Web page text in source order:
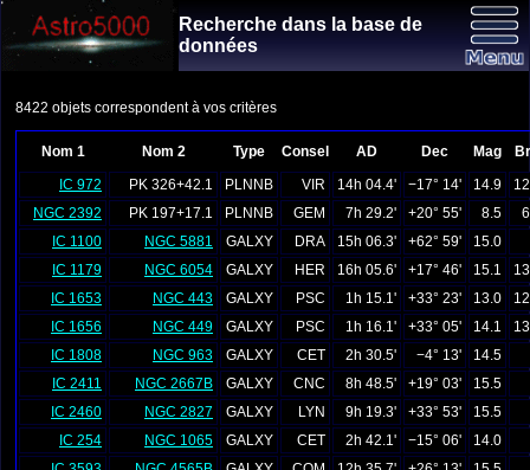
Recherche dans la base de
données
8422 objets correspondent à vos critères
Nom 1 Nom 2 Type Consel AD Dec Mag
IC 972
PK 326+42.1 PLNNB VIR 14h 04.4' −17° 14' 14.9
NGC 2392
PK 197+17.1 PLNNB GEM 7h 29.2' +20° 55' 8.5
IC 1100
NGC 5881 GALXY DRA 15h 06.3' +62° 59'
15.0
IC 1179
NGC 6054 GALXY HER 16h 05.6' +17° 46' 15.1
IC 1653
NGC 443 GALXY PSC 1h 15.1' +33° 23' 13.0
IC 1656
NGC 449 GALXY PSC 1h 16.1' +33° 05' 14.1
IC 1808
NGC 963 GALXY CET 2h 30.5' −4° 13'
14.5
IC 2411
NGC 2667B GALXY CNC 8h 48.5' +19° 03'
15.5
IC 2460
NGC 2827 GALXY LYN 9h 19.3' +33° 53'
15.5
IC 254
NGC 1065 GALXY CET 2h 42.1' −15° 06'
14.0